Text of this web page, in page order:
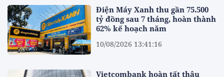
Điện Máy Xanh thu gần 75.500
tỷ đồng sau 7 tháng, hoàn thành
62% kế hoạch năm
10/08/2026 13:41:16
Vietcombank hoàn tất thâu